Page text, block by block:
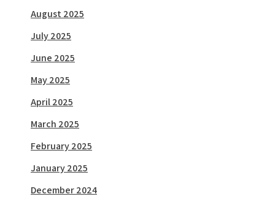
August 2025
July 2025
June 2025
May 2025
April 2025
March 2025
February 2025
January 2025
December 2024